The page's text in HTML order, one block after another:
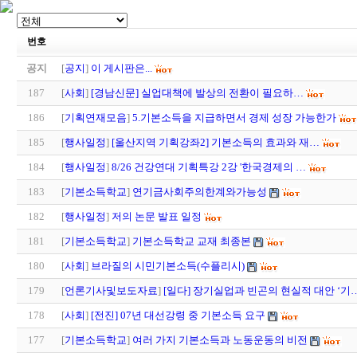
번호
공지 [공지] 이 게시판은...
187 [사회] [경남신문] 실업대책에 발상의 전환이 필요하…
186 [기획연재모음] 5.기본소득을 지급하면서 경제 성장 가능한가
185 [행사일정] [울산지역 기획강좌2] 기본소득의 효과와 재…
184 [행사일정] 8/26 건강연대 기획특강 2강 '한국경제의 …
183 [기본소득학교] 연기금사회주의한계와가능성
182 [행사일정] 저의 논문 발표 일정
181 [기본소득학교] 기본소득학교 교재 최종본
180 [사회] 브라질의 시민기본소득(수플리시)
179 [언론기사및보도자료] [일다] 장기실업과 빈곤의 현실적 대안 ‘기
178 [사회] [전진] 07년 대선강령 중 기본소득 요구
177 [기본소득학교] 여러 가지 기본소득과 노동운동의 비전